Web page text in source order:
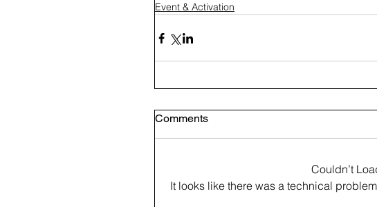
Event & Activation
Comments
Couldn’t
It looks like there was a technical